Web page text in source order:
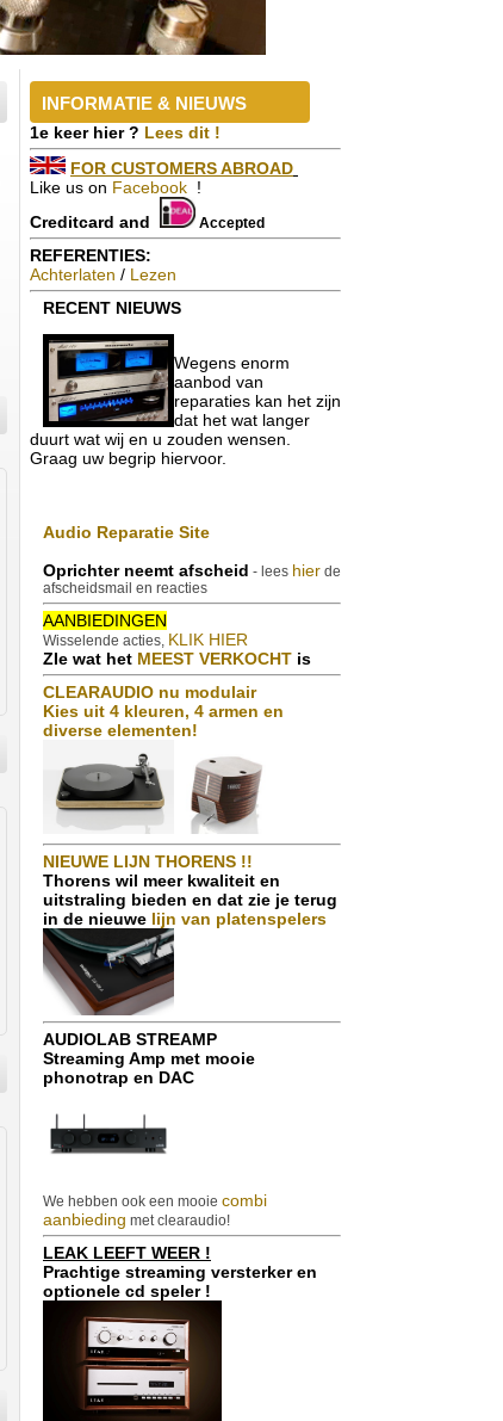
INFORMATIE & NIEUWS
1e keer hier ? Lees dit !
FOR CUSTOMERS ABROAD
Like us on Facebook !
Creditcard and
Accepted
REFERENTIES:
Achterlaten / Lezen
RECENT NIEUWS
Wegens enorm
aanbod van
reparaties kan het zijn
dat het wat langer
duurt wat wij en u zouden wensen.
Graag uw begrip hiervoor.
Audio Reparatie Site
Oprichter neemt afscheid - lees hier de
afscheidsmail en reacties
AANBIEDINGEN
Wisselende acties, KLIK HIER
ZIe wat het MEEST VERKOCHT is
CLEARAUDIO nu modulair
Kies uit 4 kleuren, 4 armen en
diverse elementen!
NIEUWE LIJN THORENS !!
Thorens wil meer kwaliteit en
uitstraling bieden en dat zie je terug
in de nieuwe lijn van platenspelers
AUDIOLAB STREAMP
Streaming Amp met mooie
phonotrap en DAC
We hebben ook een mooie combi
aanbieding met clearaudio!
LEAK LEEFT WEER !
Prachtige streaming versterker en
optionele cd speler !